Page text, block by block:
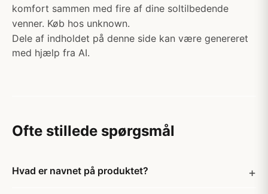
komfort sammen med fire af dine soltilbedende
venner. Køb hos unknown.
Dele af indholdet på denne side kan være genereret
med hjælp fra AI.
Ofte stillede spørgsmål
Hvad er navnet på produktet?